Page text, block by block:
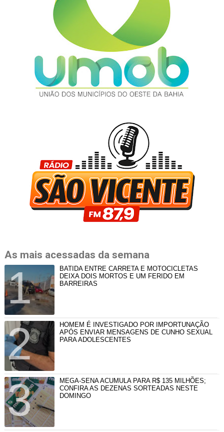
As mais acessadas da semana
BATIDA ENTRE CARRETA E MOTOCICLETAS
DEIXA DOIS MORTOS E UM FERIDO EM
BARREIRAS
HOMEM É INVESTIGADO POR IMPORTUNAÇÃO
APÓS ENVIAR MENSAGENS DE CUNHO SEXUAL
PARA ADOLESCENTES
MEGA-SENA ACUMULA PARA R$ 135 MILHÕES;
CONFIRA AS DEZENAS SORTEADAS NESTE
DOMINGO